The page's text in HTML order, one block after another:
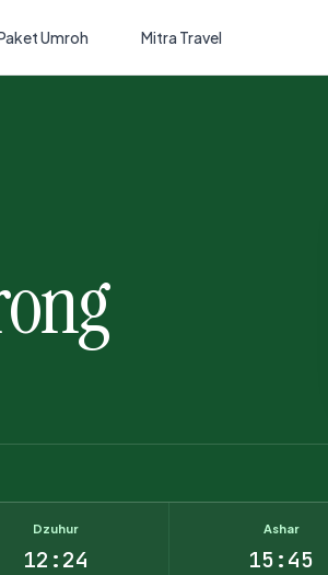
Umroh Mitra Travel
Dzuhur
12:24
Ashar
15:45